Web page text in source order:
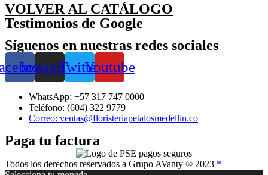
VOLVER AL CATÁLOGO
Testimonios de Google
Síguenos en nuestras redes sociales
InstagramTwitterYoutube
WhatsApp: +57 317 747 0000
Teléfono: (604) 322 9779
Correo: ventas@floristeriapetalosmedellin.co
Paga tu factura
Todos los derechos reservados a Grupo AVanty ® 2023 *